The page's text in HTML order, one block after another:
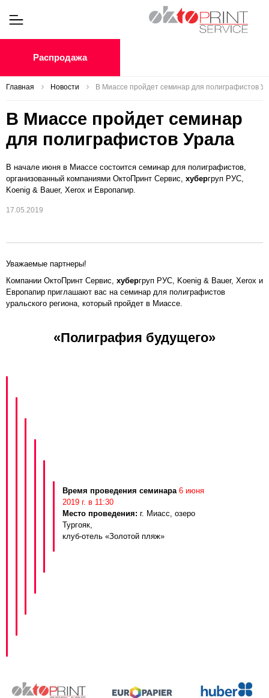
Распродажа
Главная Новости В Миассе пройдет семинар для полиграфистов
В Миассе пройдет семинар
для полиграфистов Урала
В начале июня в Миассе состоится семинар для полиграфистов,
организованный компаниями ОктоПринт Сервис, хубергруп РУС,
Koenig & Bauer, Xerox и Европапир.
17.05.2019
Уважаемые партнеры!
Компании ОктоПринт Сервис, хубергруп РУС, Koenig & Bauer, Xerox и
Европапир приглашают вас на семинар для полиграфистов
уральского региона, который пройдет в Миассе.
«Полиграфия будущего»
Время проведения семинара 6 июня
2019 г. в 11:30
Место проведения: г. Миасс, озеро
Тургояк,
клуб-отель «Золотой пляж»